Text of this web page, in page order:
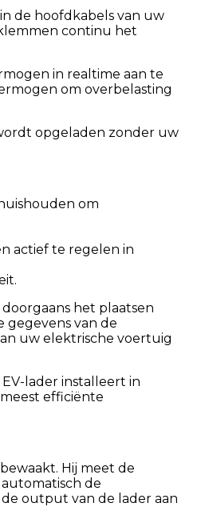
de hoofdkabels van uw
continu het
in realtime aan te
om overbelasting
opgeladen zonder uw
om
actief te regelen in
het plaatsen
gegevens van de
uw elektrische voertuig
EV-lader installeert in
efficiënte
Hij meet de
de
output van de lader aan